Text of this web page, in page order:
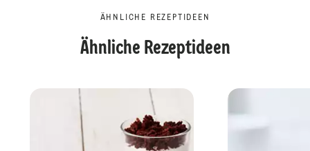
ÄHNLICHE REZEPTIDEEN
Ähnliche Rezeptideen